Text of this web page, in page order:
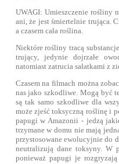
UWAGI: Umieszczenie rośliny
ani, że jest śmiertelnie trująca.
a czasem cała roślina.
Niektóre rośliny tracą
trujący, jedynie dojrzałe
natomiast zatrucia sałatkami z
Czasem na filmach można
nas jako szkodliwe. Mogą być
są tak samo szkodliwe dla
może zjeść toksyczną roślinę i
papugi w Amazonii - jedzą
trzymane w domu nie mają
przystosowane ewolucyjnie do
neutralizują dane toksyny. W
ponieważ papugi je